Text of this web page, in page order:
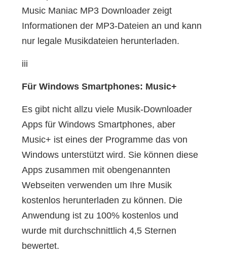
Music Maniac MP3 Downloader zeigt
Informationen der MP3-Dateien an und kann
nur legale Musikdateien herunterladen.
iii
Für Windows Smartphones: Music+
Es gibt nicht allzu viele Musik-Downloader
Apps für Windows Smartphones, aber
Music+ ist eines der Programme das von
Windows unterstützt wird. Sie können diese
Apps zusammen mit obengenannten
Webseiten verwenden um Ihre Musik
kostenlos herunterladen zu können. Die
Anwendung ist zu 100% kostenlos und
wurde mit durchschnittlich 4,5 Sternen
bewertet.